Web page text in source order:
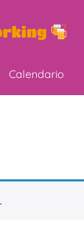
Calendario